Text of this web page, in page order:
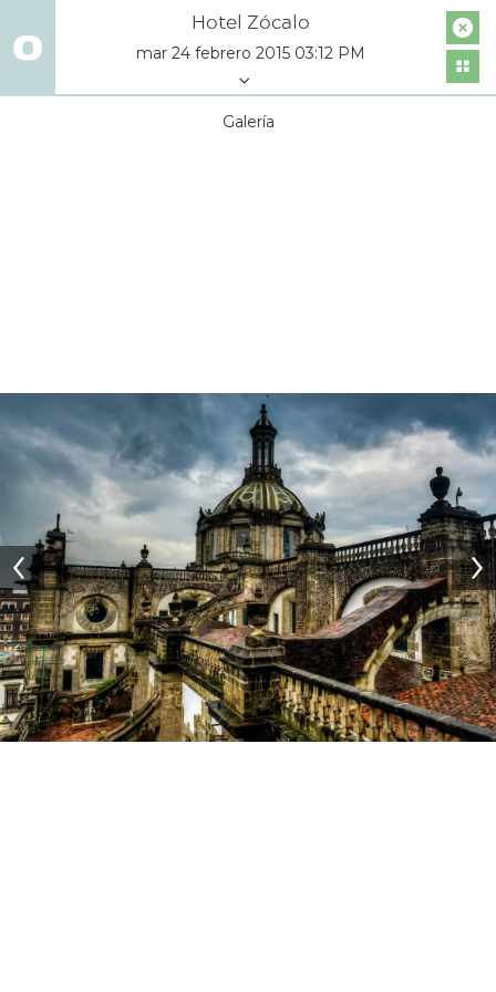
Hotel Zócalo
mar 24 febrero 2015 03:12 PM
Galería